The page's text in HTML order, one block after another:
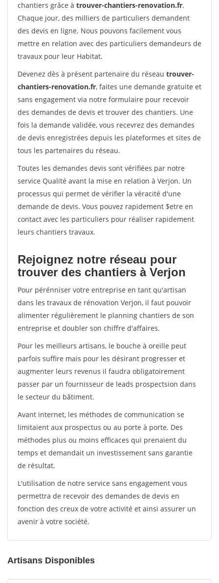
chantiers grâce à trouver-chantiers-renovation.fr.
Chaque jour, des milliers de particuliers demandent
des devis en ligne. Nous pouvons facilement vous
mettre en relation avec des particuliers demandeurs de
travaux pour leur Habitat.
Devenez dès à présent partenaire du réseau trouver-
chantiers-renovation.fr, faites une demande gratuite et
sans engagement via notre formulaire pour recevoir
des demandes de devis et trouver des chantiers. Une
fois la demande validée, vous recevrez des demandes
de devis enregistrées depuis les plateformes et sites de
tous les partenaires du réseau.
Toutes les demandes devis sont vérifiées par notre
service Qualité avant la mise en relation à Verjon. Un
processus qui permet de vérifier la véracité d'une
demande de devis. Vous pouvez rapidement $etre en
contact avec les particuliers pour réaliser rapidement
leurs chantiers travaux.
Rejoignez notre réseau pour
trouver des chantiers à Verjon
Pour pérénniser votre entreprise en tant qu'artisan
dans les travaux de rénovation Verjon, il faut pouvoir
alimenter régulièrement le planning chantiers de son
entreprise et doubler son chiffre d'affaires.
Pour les meilleurs artisans, le bouche à oreille peut
parfois suffire mais pour les désirant progresser et
augmenter leurs revenus il faudra obligatoirement
passer par un fournisseur de leads prospectsion dans
le secteur du bâtiment.
Avant internet, les méthodes de communication se
limitaient aux prospectus ou au porte à porte. Des
méthodes plus ou moins efficaces qui prenaient du
temps et demandait un investissement sans garantie
de résultat.
L'utilisation de notre service sans engagement vous
permettra de recevoir des demandes de devis en
fonction des creux de votre activité et ainsi assurer un
avenir à votre société.
Artisans Disponibles